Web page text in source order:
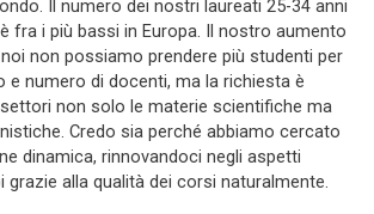
Il numero dei nostri laureati 25-34 anni
fra i più bassi in Europa. Il nostro aumento
non possiamo prendere più studenti per
e numero di docenti, ma la richiesta è
non solo le materie scientifiche ma
Credo sia perché abbiamo cercato
dinamica, rinnovandoci negli aspetti
grazie alla qualità dei corsi naturalmente.